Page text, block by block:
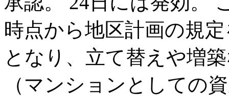
時点から地区計画の規
となり、立て替えや増
（マンションとしての